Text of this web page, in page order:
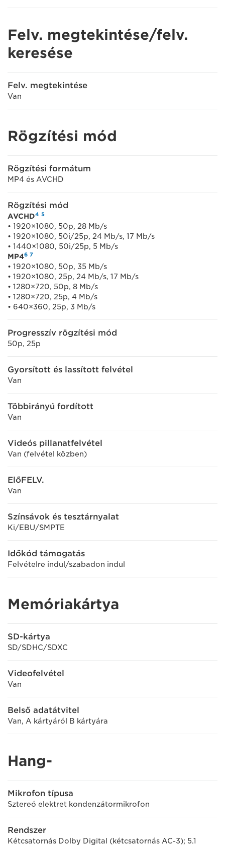
Felv. megtekintése/felv.
keresése
Felv. megtekintése
Van
Rögzítési mód
Rögzítési formátum
MP4 és AVCHD
Rögzítési mód
AVCHD4 5
• 1920×1080, 50p, 28 Mb/s
• 1920×1080, 50i/25p, 24 Mb/s, 17 Mb/s
• 1440×1080, 50i/25p, 5 Mb/s
MP46 7
• 1920×1080, 50p, 35 Mb/s
• 1920×1080, 25p, 24 Mb/s, 17 Mb/s
• 1280×720, 50p, 8 Mb/s
• 1280×720, 25p, 4 Mb/s
• 640×360, 25p, 3 Mb/s
Progresszív rögzítési mód
50p, 25p
Gyorsított és lassított felvétel
Van
Többirányú fordított
Van
Videós pillanatfelvétel
Van (felvétel közben)
ElőFELV.
Van
Színsávok és tesztárnyalat
Ki/EBU/SMPTE
Időkód támogatás
Felvételre indul/szabadon indul
Memóriakártya
SD-kártya
SD/SDHC/SDXC
Videofelvétel
Van
Belső adatátvitel
Van, A kártyáról B kártyára
Hang-
Mikrofon típusa
Sztereó elektret kondenzátormikrofon
Rendszer
Kétcsatornás Dolby Digital (kétcsatornás AC-3); 5.1